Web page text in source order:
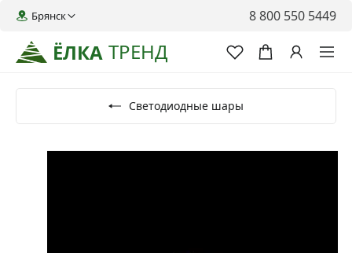
ЁЛКА ТРЕНД
Брянск 8 800 550 5449
Светодиодные шары